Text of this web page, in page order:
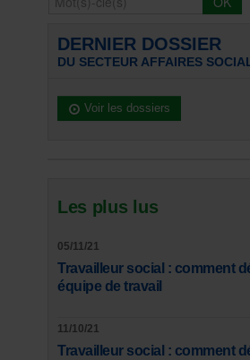
DERNIER DOSSIER
DU SECTEUR AFFAIRES
Voir les dossiers
Les plus lus
05/11/21
Travailleur social : comment
équipe de travail
11/10/21
Travailleur social : comment